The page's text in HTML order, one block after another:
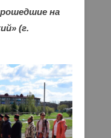
на
(г.